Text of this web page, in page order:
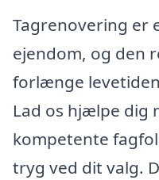
Tagrenovering er
ejendom, og den
forlænge
Lad os hjælpe dig
kompetente
tryg ved dit valg.